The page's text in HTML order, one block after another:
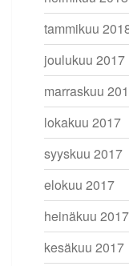
tammikuu
joulukuu 2017
marraskuu
lokakuu 2017
syyskuu 2017
elokuu 2017
heinäkuu 2017
kesäkuu 2017